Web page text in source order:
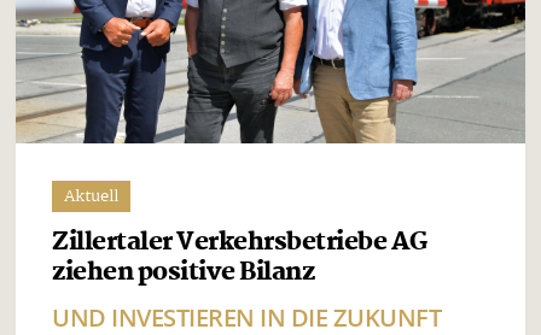
Aktuell
Zillertaler Verkehrsbetriebe AG
ziehen positive Bilanz
UND INVESTIEREN IN DIE ZUKUNFT